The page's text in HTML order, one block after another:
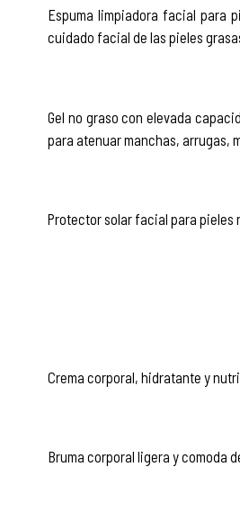
Espuma limpiadora facial para
cuidado facial de las pieles
Gel no graso con elevada
para atenuar manchas, arrugas,
Protector solar facial para pieles
Crema corporal, hidratante y
Bruma corporal ligera y comoda